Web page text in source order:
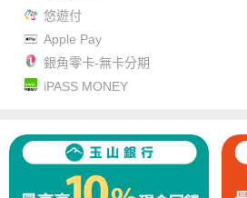
悠遊付
Apple Pay
銀角零卡-無卡分期
iPASS MONEY